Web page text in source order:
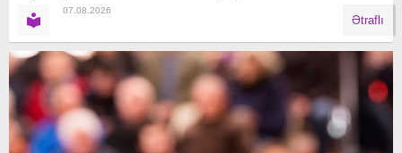
07.08.2026
Ətraflı